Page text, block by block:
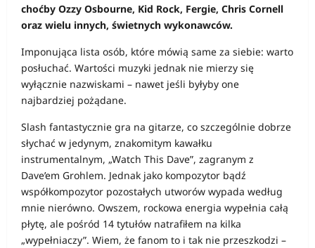
choćby Ozzy Osbourne, Kid Rock, Fergie, Chris Cornell
oraz wielu innych, świetnych wykonawców.
Imponująca lista osób, które mówią same za siebie: warto
posłuchać. Wartości muzyki jednak nie mierzy się
wyłącznie nazwiskami – nawet jeśli byłyby one
najbardziej pożądane.
Slash fantastycznie gra na gitarze, co szczególnie dobrze
słychać w jedynym, znakomitym kawałku
instrumentalnym, „Watch This Dave”, zagranym z
Dave’em Grohlem. Jednak jako kompozytor bądź
współkompozytor pozostałych utworów wypada według
mnie nierówno. Owszem, rockowa energia wypełnia całą
płytę, ale pośród 14 tytułów natrafiłem na kilka
„wypełniaczy”. Wiem, że fanom to i tak nie przeszkodzi –